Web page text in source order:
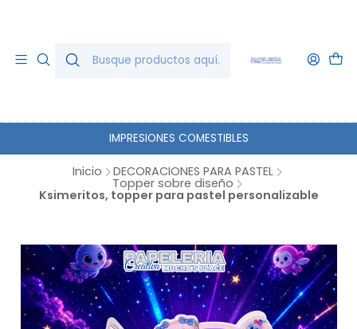
IMPRESIONES COMESTIBLES
Inicio DECORACIONES PARA PASTEL
Topper sobre diseño
Ksimeritos, topper para pastel personalizable